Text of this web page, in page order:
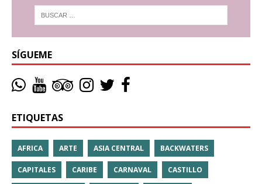
SÍGUEME
ETIQUETAS
AFRICA ARTE ASIA CENTRAL BACKWATERS
CAPITALES CARIBE CARNAVAL CASTILLO